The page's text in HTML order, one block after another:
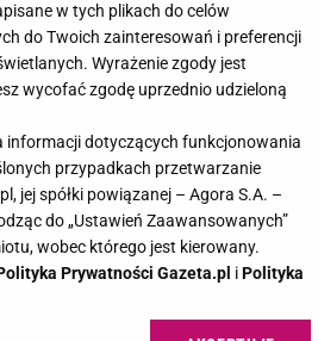
w tych plikach do celów
do Twoich zainteresowań i preferencji
Wyrażenie zgody jest
wycofać zgodę uprzednio udzieloną
informacji dotyczących funkcjonowania
przypadkach przetwarzanie
jej spółki powiązanej – Agora S.A. –
do „Ustawień Zaawansowanych”
wobec którego jest kierowany.
Prywatności Gazeta.pl iPolityka